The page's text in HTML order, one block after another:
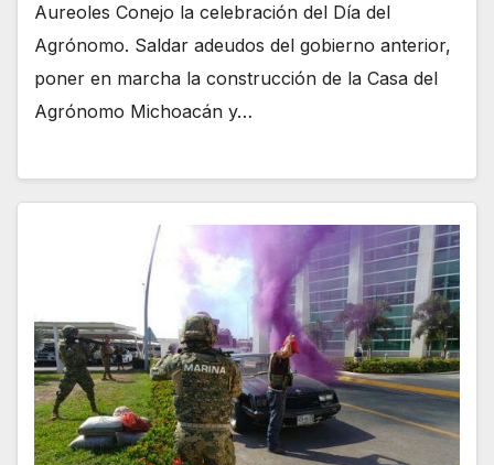
Aureoles Conejo la celebración del Día del
Agrónomo. Saldar adeudos del gobierno anterior,
poner en marcha la construcción de la Casa del
Agrónomo Michoacán y…